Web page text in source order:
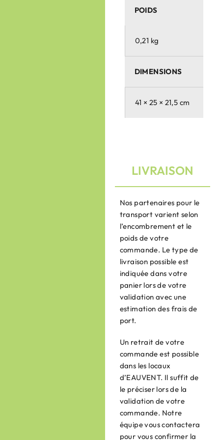
POIDS
0,21 kg
DIMENSIONS
41 × 25 × 21,5 cm
LIVRAISON
Nos partenaires pour le
transport varient selon
l’encombrement et le
poids de votre
commande. Le type de
livraison possible est
indiquée dans votre
panier lors de votre
validation avec une
estimation des frais de
port.
Un retrait de votre
commande est possible
dans les locaux
d’EAUVENT. Il suffit de
le préciser lors de la
validation de votre
commande. Notre
équipe vous contactera
pour vous confirmer la